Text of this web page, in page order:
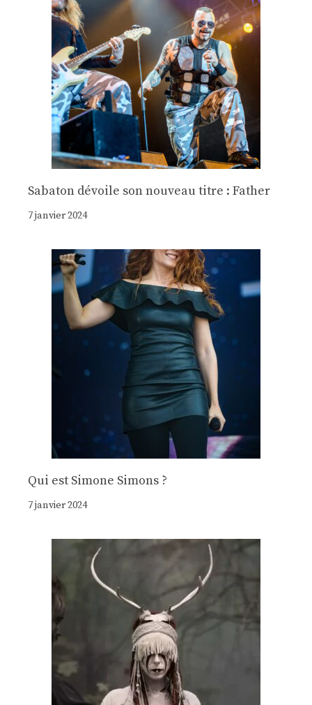
Sabaton dévoile son nouveau titre : Father
7 janvier 2024
Qui est Simone Simons ?
7 janvier 2024